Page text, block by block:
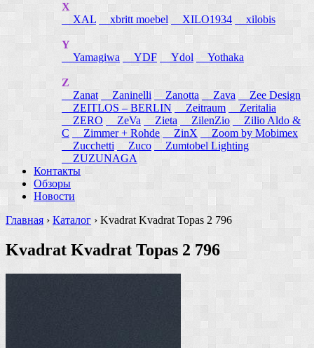
X
XAL
xbritt moebel XILO1934 xilobis
Y
Yamagiwa
YDF Ydol Yothaka
Z
Zanat
Zaninelli Zanotta Zava
Zee Design
ZEITLOS – BERLIN
Zeitraum
Zeritalia
ZERO
ZeVa Zieta ZilenZio
Zilio Aldo &
C
Zimmer + Rohde ZinX
Zoom by Mobimex
Zucchetti
Zuco
Zumtobel Lighting
ZUZUNAGA
Контакты
Обзоры
Новости
Главная › Каталог › Kvadrat Kvadrat Topas 2 796
Kvadrat Kvadrat Topas 2 796